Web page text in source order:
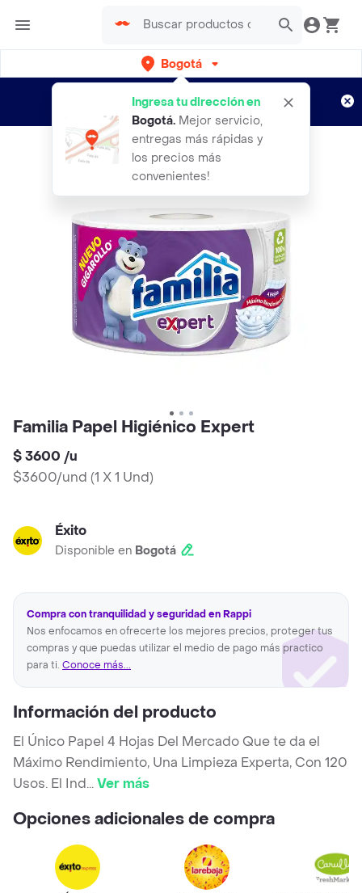
Bogotá
Ingresa tu dirección en
Bogotá. Mejor servicio,
entregas más rápidas y
los precios más
convenientes!
envíos gratis por semanas
Aplican TyC
Familia Papel Higiénico Expert
$ 3600 /u
$3600/und (1 X 1 Und)
Éxito
Disponible en Bogotá
Compra con tranquilidad y seguridad en Rappi
Nos enfocamos en ofrecerte los mejores precios, proteger tus
compras y que puedas utilizar el medio de pago más practico
para ti. Conoce más...
Información del producto
El Único Papel 4 Hojas Del Mercado Que te da el
Máximo Rendimiento, Una Limpieza Experta, Con 120
Usos. El Ind...Ver más
Opciones adicionales de compra